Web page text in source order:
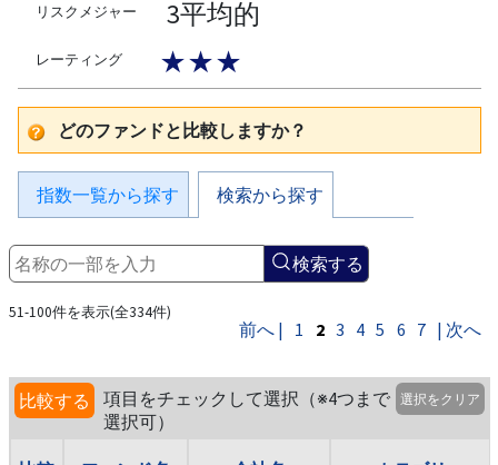
リスクメジャー 3平均的
レーティング ★★★
どのファンドと比較しますか？
指数一覧から探す 検索から探す
検索する
51-100件を表示(全334件)
前へ | 1 2 3 4 5 6 7 | 次へ
比較する
項目をチェックして選択（※4つまで
選択可）
選択をクリア